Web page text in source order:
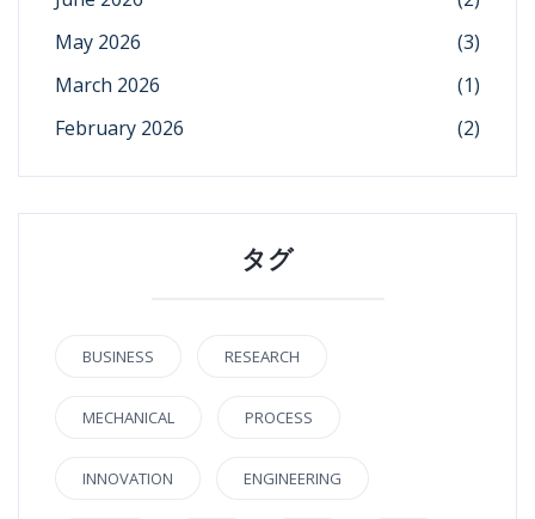
May 2026
(3)
March 2026
(1)
February 2026
(2)
タグ
BUSINESS RESEARCH
MECHANICAL PROCESS
INNOVATION ENGINEERING